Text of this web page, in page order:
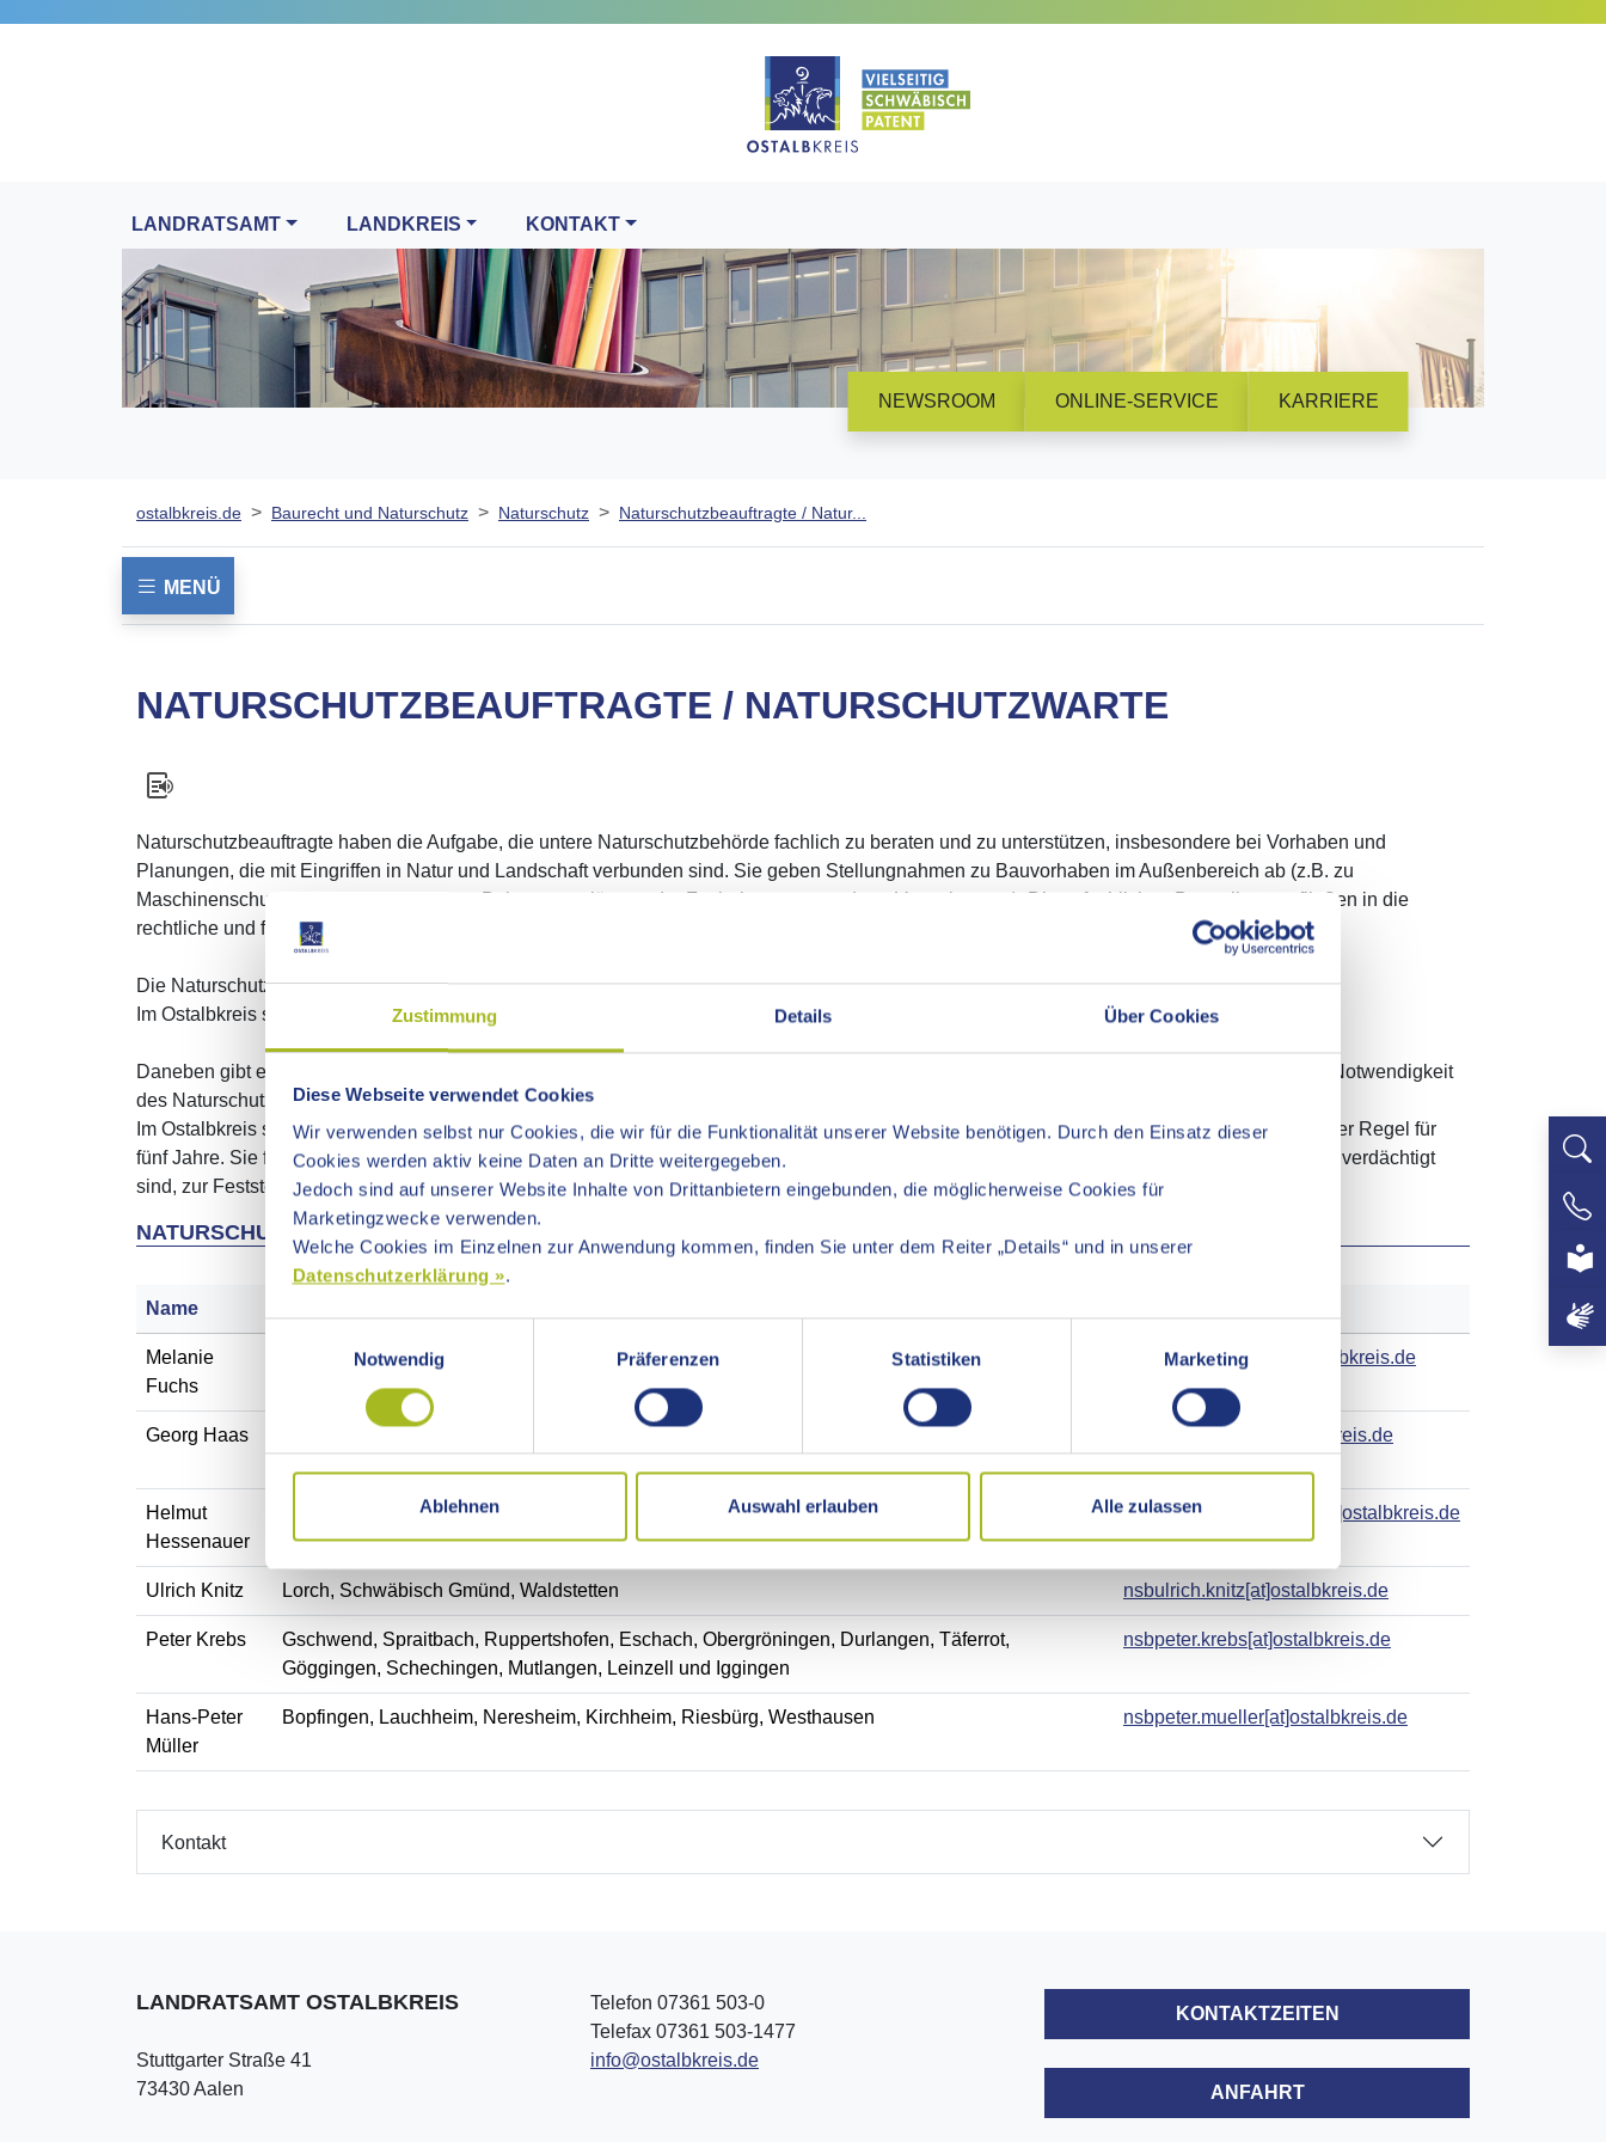
Zustimmung Details Über Cookies
Diese Webseite verwendet Cookies
Wir verwenden selbst nur Cookies, die wir für die Funktionalität unserer Website benötigen. Durch den Einsatz dieser
Cookies werden aktiv keine Daten an Dritte weitergegeben.
Jedoch sind auf unserer Website Inhalte von Drittanbietern eingebunden, die möglicherweise Cookies für
Marketingzwecke verwenden.
Welche Cookies im Einzelnen zur Anwendung kommen, finden Sie unter dem Reiter „Details“ und in unserer
Datenschutzerklärung ».
Einwilligungsauswahl
Notwendig
Präferenzen Statistiken Marketing
Ablehnen Auswahl erlauben Alle zulassen
LANDRATSAMT LANDKREIS KONTAKT
NEWSROOM ONLINE-SERVICE KARRIERE
ostalbkreis.de Baurecht und Naturschutz Naturschutz Naturschutzbeauftragte / Natur...
MENÜ
NATURSCHUTZBEAUFTRAGTE / NATURSCHUTZWARTE
Naturschutzbeauftragte haben die Aufgabe, die untere Naturschutzbehörde fachlich zu beraten und zu unterstützen, insbesondere bei Vorhaben und
Planungen, die mit Eingriffen in Natur und Landschaft verbunden sind. Sie geben Stellungnahmen zu Bauvorhaben im Außenbereich ab (z.B. zu
Maschinenschuppen, Windkraftanlagen, Bebauungsplänen oder Fachplanungen anderer Verwaltungen). Diese fachlichen Beurteilungen fließen in die
rechtliche und fachliche Bewertung der unteren Naturschutzbehörde ein.
Die Naturschutzbeauftragten sind ehrenamtlich tätig und weisungsunabhängig. Sie werden vom Landkreis für fünf Jahre gewählt.
Im Ostalbkreis sind sechs Naturschutzbeauftragte in verschiedenen Dienstbezirken tätig.
Daneben gibt es auch
. Zu deren Aufgaben gehört es, die Besucher der freien Landschaft über die Natur und die Ziele und Notwendigkeit
des Naturschutzes zu informieren.
Im Ostalbkreis sind derzeit ca. 100 ehrenamtliche Naturschutzwarte von der unteren Naturschutzbehörde bestellt. Die Beauftragung erfolgt in der Regel für
fünf Jahre. Sie führen bei ihrer Tätigkeit einen Ausweis über ihre Bestellung mit sich und sind berechtigt, Personen, die einer Rechtsverletzung verdächtigt
sind, zur Feststellung der Personalien anzuhalten.
NATURSCHUTZBEAUFTRAGTE IM OSTALBKREIS AB 01.05.2024 (STAND: 09/2025)
Name
Melanie
Fuchs
Oberkochen, Abtsgmünd, VG Rosenstein nsbmelanie.fuchs[at]ostalbkreis.de
Georg Haas nsbgeorg.haas[at]ostalbkreis.de
Helmut
Hessenauer
Aalen, Essingen, Hüttlingen nsbhelmut.hessenauer[at]ostalbkreis.de
Ulrich Knitz Lorch, Schwäbisch Gmünd, Waldstetten nsbulrich.knitz[at]ostalbkreis.de
Peter Krebs
Gschwend, Spraitbach, Ruppertshofen, Eschach, Obergröningen, Durlangen, Täferrot,
Göggingen, Schechingen, Mutlangen, Leinzell und Iggingen
nsbpeter.krebs[at]ostalbkreis.de
Hans-Peter
Müller
Bopfingen, Lauchheim, Neresheim, Kirchheim, Riesbürg, Westhausen nsbpeter.mueller[at]ostalbkreis.de
Kontakt
LANDRATSAMT OSTALBKREIS
Stuttgarter Straße 41
73430 Aalen
Telefon 07361 503-0
Telefax 07361 503-1477
info@ostalbkreis.de
KONTAKTZEITEN
ANFAHRT